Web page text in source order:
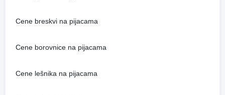
Cene breskvi na pijacama
Cene borovnice na pijacama
Cene lešnika na pijacama